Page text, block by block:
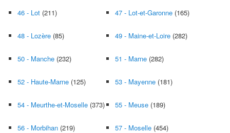
46 - Lot (211) 47 - Lot-et-Garonne (165)
48 - Lozère (85) 49 - Maine-et-Loire (282)
50 - Manche (232) 51 - Marne (282)
52 - Haute-Marne (125) 53 - Mayenne (181)
54 - Meurthe-et-Moselle (373) 55 - Meuse (189)
56 - Morbihan (219) 57 - Moselle (454)